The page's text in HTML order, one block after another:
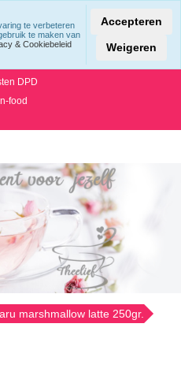
DPD
food
marshmallow latte 250gr.
te verbeteren
te maken van
& Cookiebeleid
Accepteren
Weigeren